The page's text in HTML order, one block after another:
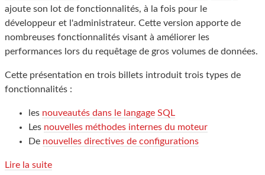
ajoute son lot de fonctionnalités, à la fois pour le
développeur et l'administrateur. Cette version apporte de
nombreuses fonctionnalités visant à améliorer les
performances lors du requêtage de gros volumes de données.
Cette présentation en trois billets introduit trois types de
fonctionnalités :
les nouveautés dans le langage SQL
Les nouvelles méthodes internes du moteur
De nouvelles directives de configurations
Lire la suite